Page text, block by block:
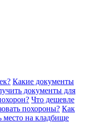
Какие документы
документы для
Что дешевле
похороны? Как
место на кладбище